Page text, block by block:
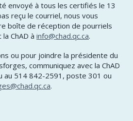
envoyé à tous les certifiés le 13
reçu le courriel, nous vous
boîte de réception de pourriels
ChAD à info@chad.qc.ca.
ou pour joindre la présidente du
communiquez avec la ChAD
au 514 842-2591, poste 301 ou
.